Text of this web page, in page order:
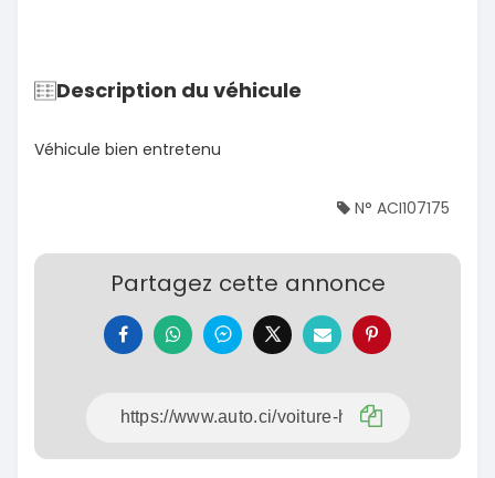
Description du véhicule
Véhicule bien entretenu
N° ACI107175
Partagez cette annonce